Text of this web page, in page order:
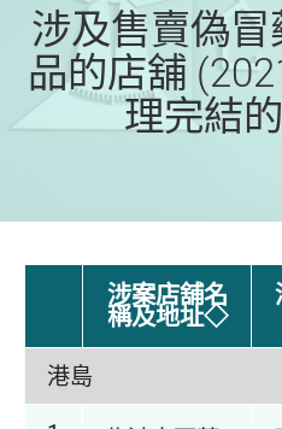
涉及售賣偽
品的店舖
理完結
涉案店舖名
稱及地址◇
港島